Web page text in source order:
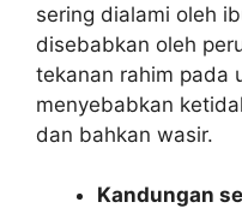
sering dialami oleh
disebabkan oleh
tekanan rahim pada
menyebabkan
dan bahkan wasir.
Kandungan